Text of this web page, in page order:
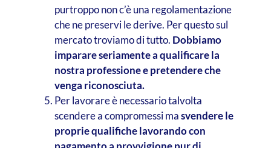
purtroppo non c’è una regolamentazione
che ne preservi le derive. Per questo sul
mercato troviamo di tutto. Dobbiamo
imparare seriamente a qualificare la
nostra professione e pretendere che
venga riconosciuta.
Per lavorare è necessario talvolta
scendere a compromessi masvendere le
proprie qualifiche lavorando con